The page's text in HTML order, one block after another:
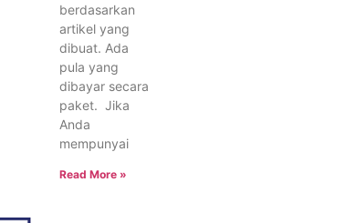
berdasarkan
artikel yang
dibuat. Ada
pula yang
dibayar secara
paket. Jika
Anda
mempunyai
Read More »